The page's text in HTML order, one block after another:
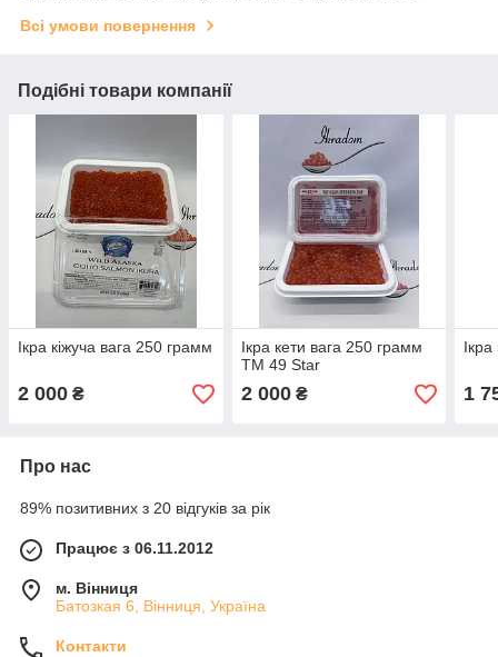
Всі умови повернення
Подібні товари компанії
Ікра кіжуча вага 250 грамм
2 000 ₴
Ікра кети вага 250 грамм
TM 49 Star
2 000₴ 1
Про нас
89% позитивних з 20 відгуків за рік
Працює з 06.11.2012
м. Вінниця
Батозкая 6, Вінниця, Україна
Контакти